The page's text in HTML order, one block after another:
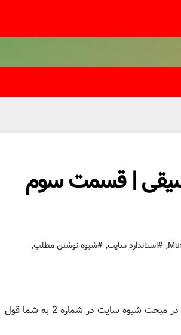
| قسمت سوم
, #استاندارد سایت, #شیوه نوشتن مطلب,
اگر یادتان باشد در بخش اول سر مطالب استاندارد سایت ها برای مرکز دانلود موسیقی در مبحث شیوه سایت در شماره 2 به شما قول